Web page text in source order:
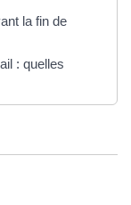
la fin de
: quelles